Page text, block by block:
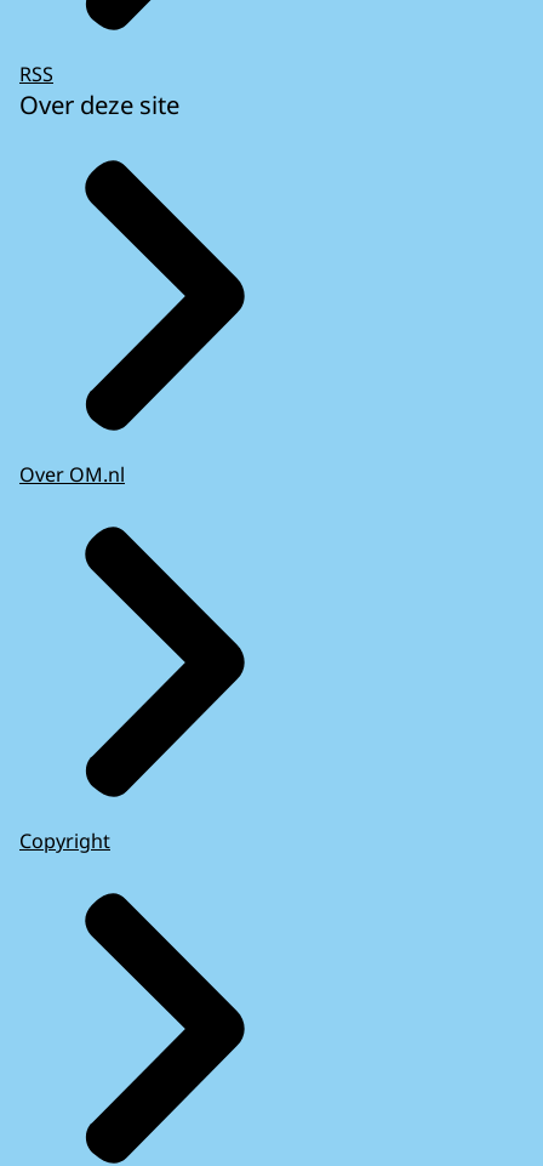
RSS
Over deze site
Over OM.nl
Copyright